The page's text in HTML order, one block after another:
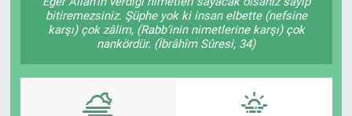
bitiremezsiniz. Şüphe yok ki insan elbette (nefsine
karşı) çok zâlim, (Rabb’inin nimetlerine karşı) çok
nankördür. (İbrâhîm Sûresi, 34)